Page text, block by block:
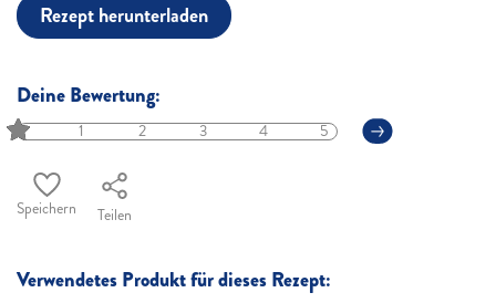
Rezept herunterladen
Deine Bewertung:
1 2 3 4 5
Speichern Teilen
Verwendetes Produkt für dieses Rezept: